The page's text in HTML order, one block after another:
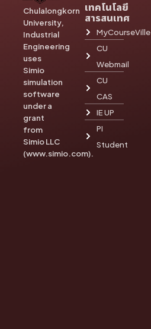
Chulalongkorn
University,
Industrial
Engineering
uses
Simio
simulation
software
under a
grant
from
Simio LLC
(www.simio.com).
เทคโนโลยี
สารสนเทศ
MyCourseVille
CU
Webmail
CU
CAS
IE UP
PI
Student